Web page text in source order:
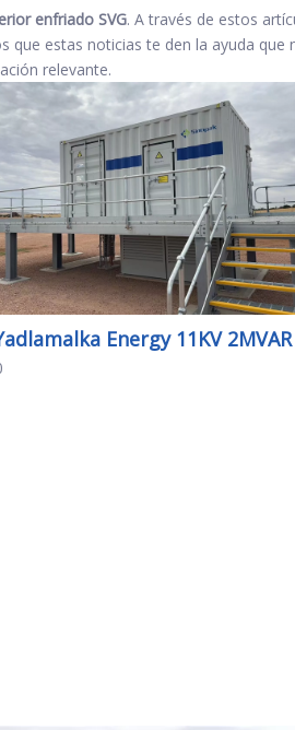
enfriado SVG. A través de estos
que estas noticias te den la ayuda que
relevante.